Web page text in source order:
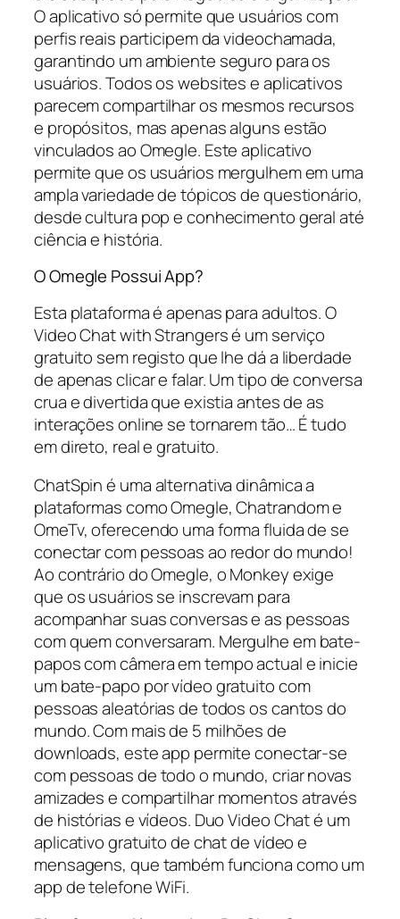
O aplicativo só permite que usuários com
perfis reais participem da videochamada,
garantindo um ambiente seguro para os
usuários. Todos os websites e aplicativos
parecem compartilhar os mesmos recursos
e propósitos, mas apenas alguns estão
vinculados ao Omegle. Este aplicativo
permite que os usuários mergulhem em uma
ampla variedade de tópicos de questionário,
desde cultura pop e conhecimento geral até
ciência e história.
O Omegle Possui App?
Esta plataforma é apenas para adultos. O
Video Chat with Strangers é um serviço
gratuito sem registo que lhe dá a liberdade
de apenas clicar e falar. Um tipo de conversa
crua e divertida que existia antes de as
interações online se tornarem tão… É tudo
em direto, real e gratuito.
ChatSpin é uma alternativa dinâmica a
plataformas como Omegle, Chatrandom e
OmeTv, oferecendo uma forma fluida de se
conectar com pessoas ao redor do mundo!
Ao contrário do Omegle, o Monkey exige
que os usuários se inscrevam para
acompanhar suas conversas e as pessoas
com quem conversaram. Mergulhe em bate-
papos com câmera em tempo actual e inicie
um bate-papo por vídeo gratuito com
pessoas aleatórias de todos os cantos do
mundo. Com mais de 5 milhões de
downloads, este app permite conectar-se
com pessoas de todo o mundo, criar novas
amizades e compartilhar momentos através
de histórias e vídeos. Duo Video Chat é um
aplicativo gratuito de chat de vídeo e
mensagens, que também funciona como um
app de telefone WiFi.